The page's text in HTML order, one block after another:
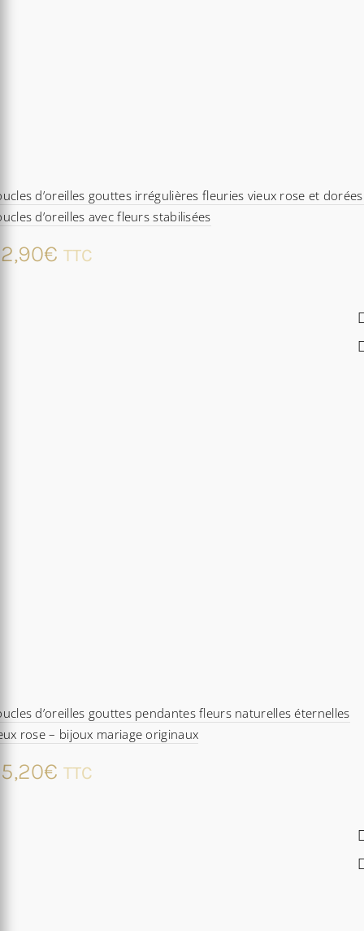
d’oreilles gouttes irrégulières fleuries vieux rose et
d’oreilles avec fleurs stabilisées
€ TTC
d’oreilles gouttes pendantes fleurs naturelles éternelles
rose – bijoux mariage originaux
€ TTC